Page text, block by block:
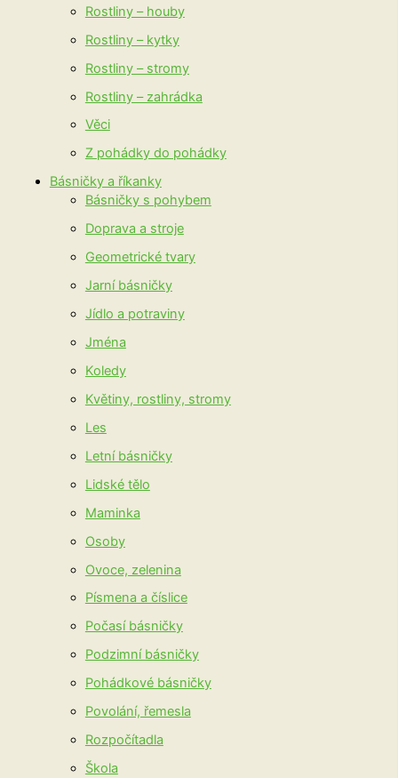
Rostliny – houby
Rostliny – kytky
Rostliny – stromy
Rostliny – zahrádka
Věci
Z pohádky do pohádky
Básničky a říkanky
Básničky s pohybem
Doprava a stroje
Geometrické tvary
Jarní básničky
Jídlo a potraviny
Jména
Koledy
Květiny, rostliny, stromy
Les
Letní básničky
Lidské tělo
Maminka
Osoby
Ovoce, zelenina
Písmena a číslice
Počasí básničky
Podzimní básničky
Pohádkové básničky
Povolání, řemesla
Rozpočítadla
Škola